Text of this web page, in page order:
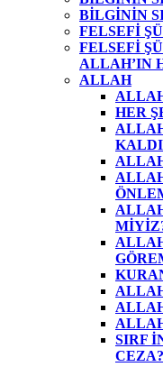
BİLGİNİN
FELSEFİ
FELSEFİ
ALLAH’IN
ALLAH
HER
SIRF
CEZA?